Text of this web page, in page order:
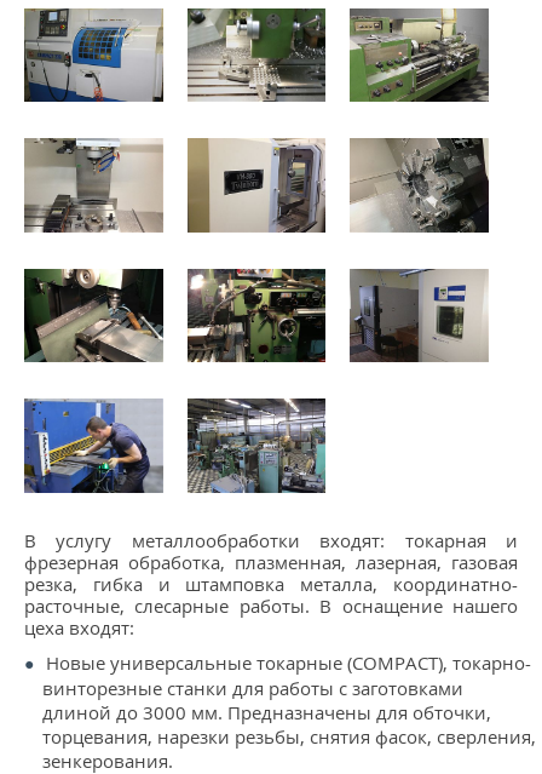
Услуги металлообработки
Фрезеровка ЧПУ
КОНТАКТЫ
МЕТАЛЛ ВЕЛИКИЙ НОВГОРОД
В услугу металлообработки входят: токарная и
фрезерная обработка, плазменная, лазерная, газовая
резка, гибка и штамповка металла, координатно-
расточные, слесарные работы. В оснащение нашего
цеха входят:
Новые универсальные токарные (COMPACT), токарно-
винторезные станки для работы с заготовками
длиной до 3000 мм. Предназначены для обточки,
торцевания, нарезки резьбы, снятия фасок, сверления,
зенкерования.